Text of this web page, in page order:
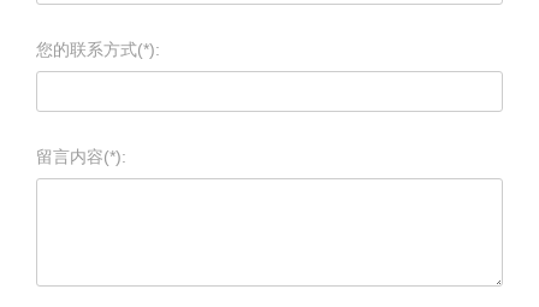
您的联系方式(*):
留言内容(*):